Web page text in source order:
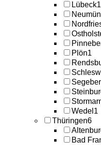
Lübeck1
Plön1
Wedel 1
Thüringen6
Bad